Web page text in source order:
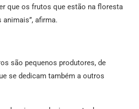
que os frutos que estão na floresta
afirma.
são pequenos produtores, de
se dedicam também a outros